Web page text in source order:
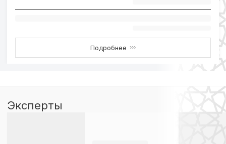
Подробнее ›››
Эксперты